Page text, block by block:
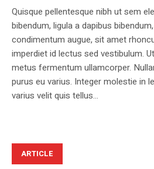
Quisque pellentesque nibh ut sem
bibendum, ligula a dapibus
condimentum augue, sit amet
imperdiet id lectus sed vestibulum.
metus fermentum ullamcorper.
purus eu varius. Integer molestie in
varius velit quis tellus...
ARTICLE